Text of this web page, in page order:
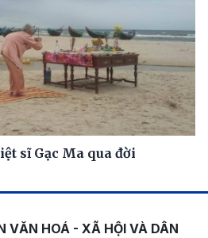
sĩ Gạc Ma qua đời
VĂN HOÁ - XÃ HỘI VÀ DÂN